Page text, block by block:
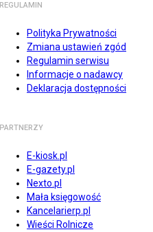
REGULAMIN
Polityka Prywatności
Zmiana ustawień zgód
Regulamin serwisu
Informacje o nadawcy
Deklaracja dostępności
PARTNERZY
E-kiosk.pl
E-gazety.pl
Nexto.pl
Mała księgowość
Kancelarierp.pl
Wieści Rolnicze